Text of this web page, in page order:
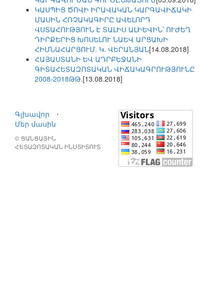
ԿԱՍՊԻՑ ԾՈՎԻ ԻՐԱՎԱԿԱՆ ԿԱՐԳԱՎԻՃԱԿԻ
ՄԱՍԻՆ ՀՌՉԱԿԱԳԻՐԸ ԱՎԵԼՈՐԴ
ՎՍՏԱՀՈՒԹՅՈՒՆ Է ՏԱԼԻՍ ԱԼԻԵՎԻՆ՝ ՈՒԺԵՂ
ԴԻՐՔԵՐԻՑ ԽՈՍԵԼՈՒ ՆԱԵՎ ԱՐՑԱԽԻ
ՀԻՄՆԱՀԱՐՑՈՒՄ. Կ. ՎԵՐԱՆՅԱՆ[14.08.2018]
ՀԱՅԱՍՏԱՆԻ ԵՎ ԱԴՐԲԵՋԱՆԻ
ԳԻՏԱՀԵՏԱԶՈՏԱԿԱՆ ՎԻՃԱԿԱԳՐՈՒԹՅՈՒՆԸ
2008-2018ԹԹ.[13.08.2018]
Գլխավոր
⋅
Մեր մասին
© ՑԱՆՑԱՅԻՆ
ՀԵՏԱԶՈՏԱԿԱՆ ԻՆՍՏԻՏՈՒՏ